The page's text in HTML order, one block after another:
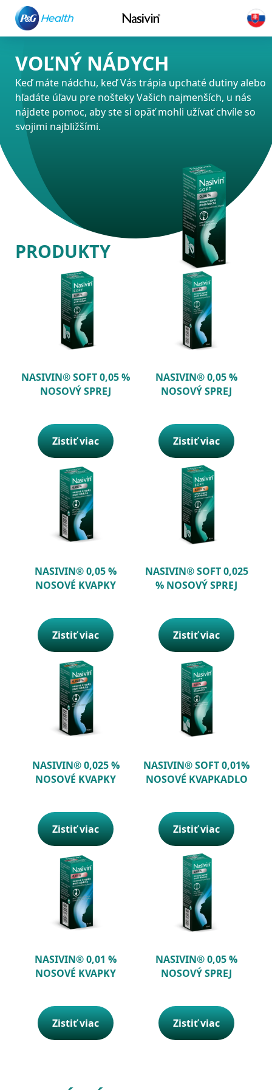
VOĽNÝ NÁDYCH
Keď máte nádchu, keď Vás trápia upchaté dutiny alebo
hľadáte úľavu pre nošteky Vašich najmenších, u nás
nájdete pomoc, aby ste si opäť mohli užívať chvíle so
svojimi najbližšími.
PRODUKTY
NASIVIN® SOFT 0,05 %
NOSOVÝ SPREJ
Zistiť viac
NASIVIN® 0,05 %
NOSOVÝ SPREJ
Zistiť viac
NASIVIN® 0,05 %
NOSOVÉ KVAPKY
Zistiť viac
NASIVIN® SOFT 0,025
% NOSOVÝ SPREJ
Zistiť viac
NASIVIN® 0,025 %
NOSOVÉ KVAPKY
Zistiť viac
NASIVIN® SOFT 0,01%
NOSOVÉ KVAPKADLO
Zistiť viac
NASIVIN® 0,01 %
NOSOVÉ KVAPKY
Zistiť viac
NASIVIN® 0,05 %
NOSOVÝ SPREJ
Zistiť viac